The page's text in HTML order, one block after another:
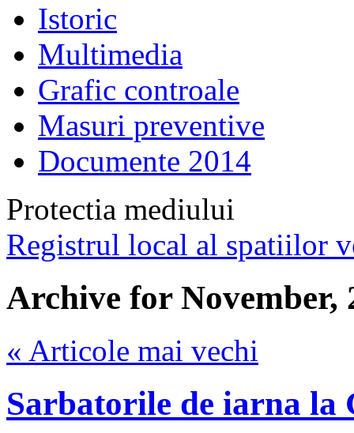
Istoric
Multimedia
Grafic controale
Masuri preventive
Documente 2014
Protectia mediului
Registrul local al spatiilor
Archive for November,
« Articole mai vechi
Sarbatorile de iarna la